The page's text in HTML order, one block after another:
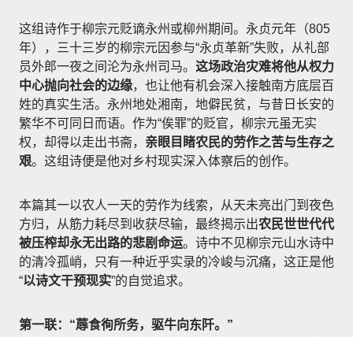
这组诗作于柳宗元贬谪永州或柳州期间。永贞元年（805
年），三十三岁的柳宗元因参与“永贞革新”失败，从礼部
员外郎一夜之间沦为永州司马。 这场政治灾难将他从权力
中心抛向社会的边缘，也让他有机会深入接触南方底层百
姓的真实生活。永州地处湘南，地僻民贫，与昔日长安的
繁华不可同日而语。作为“俟罪”的贬官，柳宗元虽无实
权，却得以走出书斋， 亲眼目睹农民的劳作之苦与生存之
艰。这组诗便是他对乡村现实深入体察后的创作。
本篇其一以农人一天的劳作为线索，从天未亮出门到夜色
方归，从筋力耗尽到收获尽输，最终揭示出农民世世代代
被压榨却永无出路的悲剧命运。诗中不见柳宗元山水诗中
的清冷孤峭，只有一种近乎实录的冷峻与沉痛，这正是他
“以诗文干预现实”的自觉追求。
第一联：“蓐食徇所务，驱牛向东阡。”